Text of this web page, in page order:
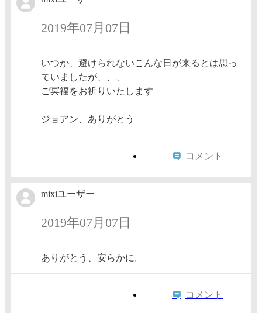
2019年07月07日
いつか、避けられないこんな日が来るとは思っ
ていましたが、、、
ご冥福をお祈りいたします
ジョアン、ありがとう
コメント
mixiユーザー
2019年07月07日
ありがとう、安らかに。
コメント